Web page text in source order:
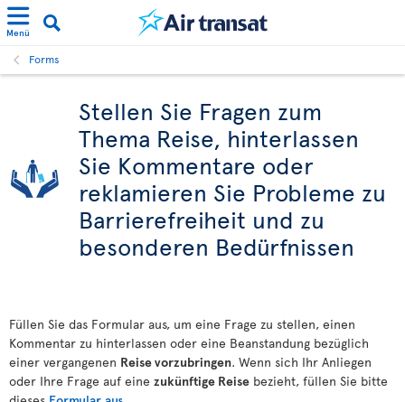
Menü
Forms
Stellen Sie Fragen zum
Thema Reise, hinterlassen
Sie Kommentare oder
reklamieren Sie Probleme zu
Barrierefreiheit und zu
besonderen Bedürfnissen
Füllen Sie das Formular aus, um eine Frage zu stellen, einen
Kommentar zu hinterlassen oder eine Beanstandung bezüglich
einer vergangenen Reise vorzubringen. Wenn sich Ihr Anliegen
oder Ihre Frage auf eine zukünftige Reise bezieht, füllen Sie bitte